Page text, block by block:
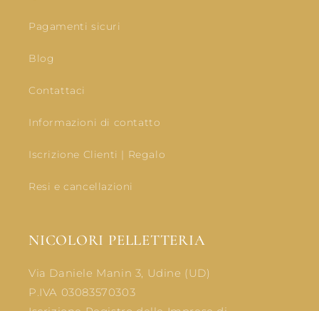
Pagamenti sicuri
Blog
Contattaci
Informazioni di contatto
Iscrizione Clienti | Regalo
Resi e cancellazioni
NICOLORI PELLETTERIA
Via Daniele Manin 3, Udine (UD)
P.IVA 03083570303